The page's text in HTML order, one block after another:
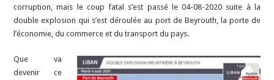
catastrophe
sur
tous
les
corruption, mais le coup fatal s’est passé le 04-08-2020 suite à la
double explosion qui s’est déroulée au port de Beyrouth, la porte de
l’économie, du commerce et du transport du pays.
Que va
devenir ce